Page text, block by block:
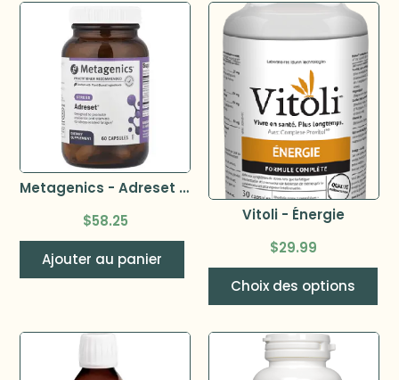
Metagenics - Adreset 60 caps
$58.25
Ajouter au panier
Vitoli - Énergie
$29.99
Choix des options